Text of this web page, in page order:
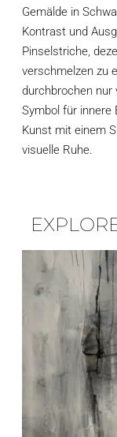
Gemälde in
Kontrast und
Pinselstriche,
verschmelzen zu
durchbrochen nur
Symbol für innere
Kunst mit einem
visuelle Ruhe.